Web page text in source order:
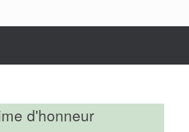
d'honneur